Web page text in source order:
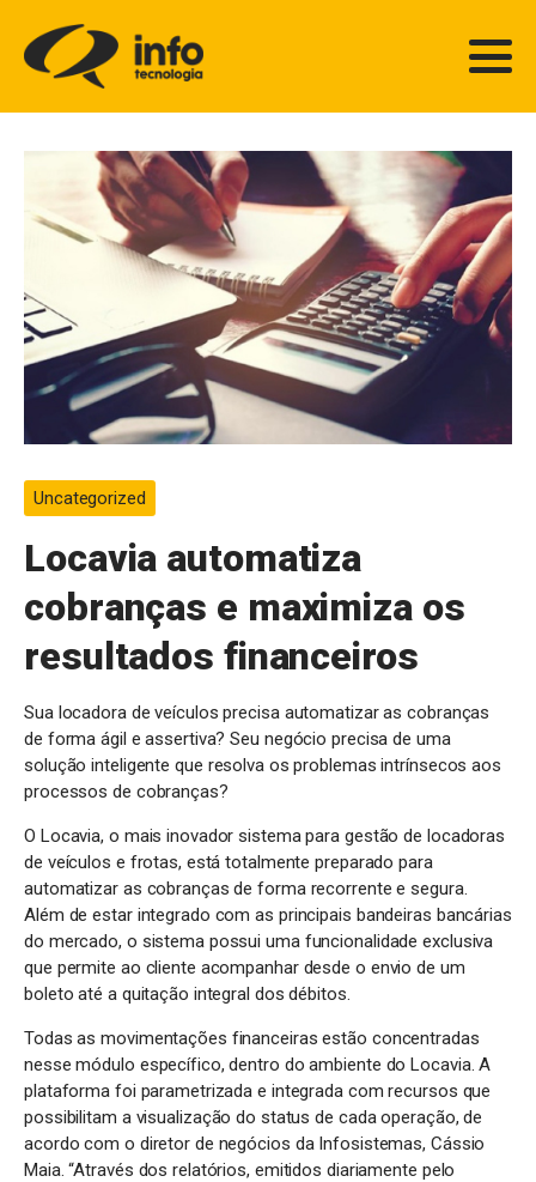
Uncategorized
Locavia automatiza
cobranças e maximiza os
resultados financeiros
Sua locadora de veículos precisa automatizar as cobranças
de forma ágil e assertiva? Seu negócio precisa de uma
solução inteligente que resolva os problemas intrínsecos aos
processos de cobranças?
O Locavia, o mais inovador sistema para gestão de locadoras
de veículos e frotas, está totalmente preparado para
automatizar as cobranças de forma recorrente e segura.
Além de estar integrado com as principais bandeiras bancárias
do mercado, o sistema possui uma funcionalidade exclusiva
que permite ao cliente acompanhar desde o envio de um
boleto até a quitação integral dos débitos.
Todas as movimentações financeiras estão concentradas
nesse módulo específico, dentro do ambiente do Locavia. A
plataforma foi parametrizada e integrada com recursos que
possibilitam a visualização do status de cada operação, de
acordo com o diretor de negócios da Infosistemas, Cássio
Maia. “Através dos relatórios, emitidos diariamente pelo